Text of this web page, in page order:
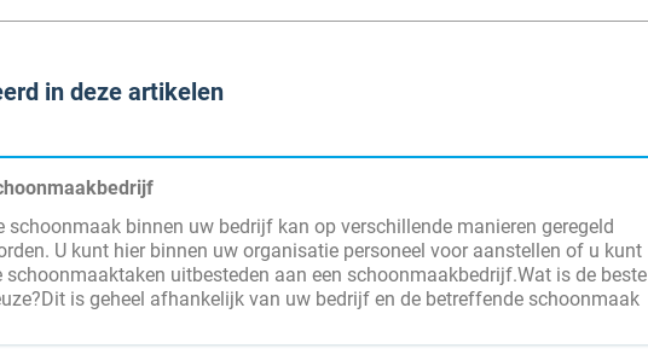
in deze artikelen
schoonmaak binnen uw bedrijf kan op verschillende manieren geregeld
U kunt hier binnen uw organisatie personeel voor aanstellen of u kunt
schoonmaaktaken uitbesteden aan een schoonmaakbedrijf.Wat is de beste
is geheel afhankelijk van uw bedrijf en de betreffende schoonmaak